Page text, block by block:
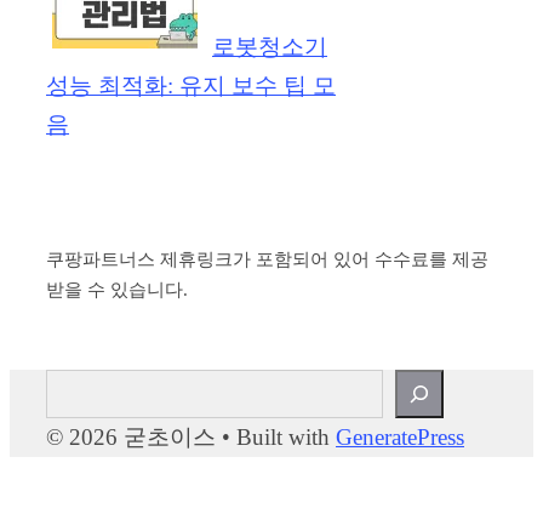
로봇청소기
성능 최적화: 유지 보수 팁 모
음
쿠팡파트너스 제휴링크가 포함되어 있어 수수료를 제공
받을 수 있습니다.
색
© 2026 굳초이스 • Built with GeneratePress